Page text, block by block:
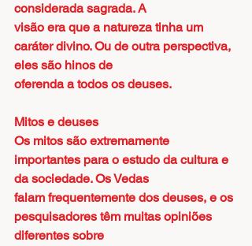
considerada sagrada. A
visão era que a natureza tinha um
caráter divino. Ou de outra perspectiva,
eles são hinos de
oferenda a todos os deuses.
Mitos e deuses
Os mitos são extremamente
importantes para o estudo da cultura e
da sociedade. Os Vedas
falam frequentemente dos deuses, e os
pesquisadores têm muitas opiniões
diferentes sobre